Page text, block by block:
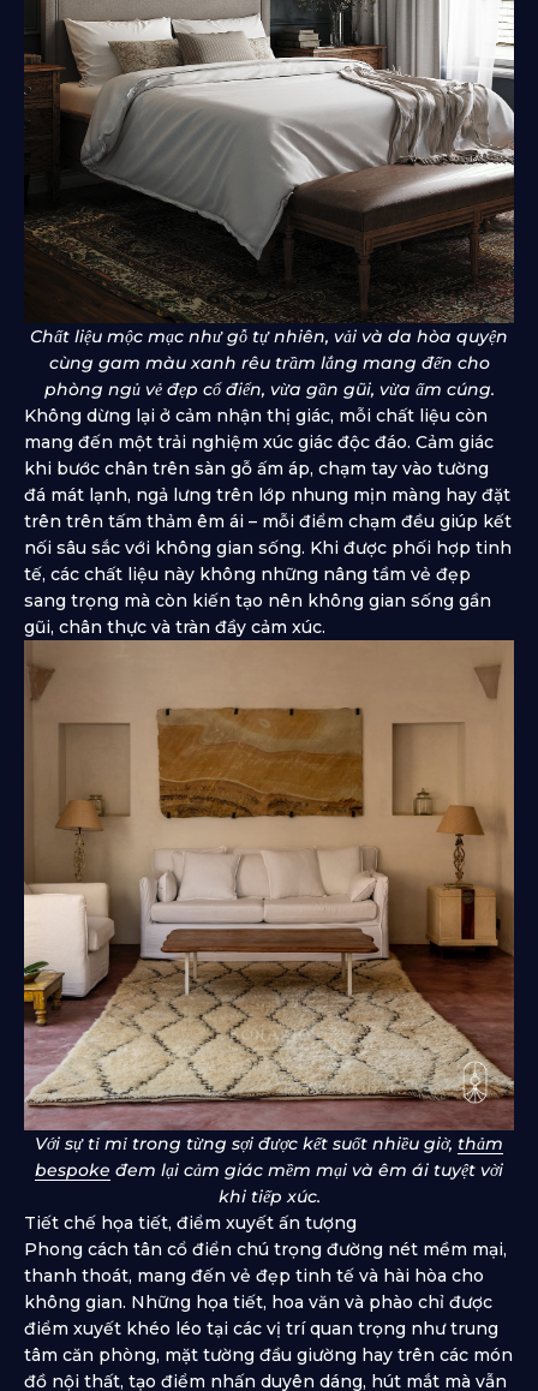
Chất liệu mộc mạc như gỗ tự nhiên, vải và da hòa quyện
cùng gam màu xanh rêu trầm lắng mang đến cho
phòng ngủ vẻ đẹp cổ điển, vừa gần gũi, vừa ấm cúng.
Không dừng lại ở cảm nhận thị giác, mỗi chất liệu còn
mang đến một trải nghiệm xúc giác độc đáo. Cảm giác
khi bước chân trên sàn gỗ ấm áp, chạm tay vào tường
đá mát lạnh, ngả lưng trên lớp nhung mịn màng hay đặt
trên trên tấm thảm êm ái – mỗi điểm chạm đều giúp kết
nối sâu sắc với không gian sống. Khi được phối hợp tinh
tế, các chất liệu này không những nâng tầm vẻ đẹp
sang trọng mà còn kiến tạo nên không gian sống gần
gũi, chân thực và tràn đầy cảm xúc.
Với sự tỉ mỉ trong từng sợi được kết suốt nhiều giờ, thảm
bespoke đem lại cảm giác mềm mại và êm ái tuyệt vời
khi tiếp xúc.
Tiết chế họa tiết, điểm xuyết ấn tượng
Phong cách tân cổ điển chú trọng đường nét mềm mại,
thanh thoát, mang đến vẻ đẹp tinh tế và hài hòa cho
không gian. Những họa tiết, hoa văn và phào chỉ được
điểm xuyết khéo léo tại các vị trí quan trọng như trung
tâm căn phòng, mặt tường đầu giường hay trên các món
đồ nội thất, tạo điểm nhấn duyên dáng, hút mắt mà vẫn